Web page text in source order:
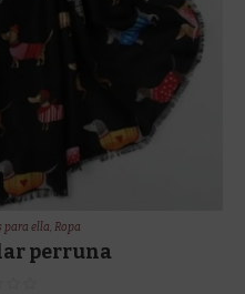
para ella,Ropa
perruna